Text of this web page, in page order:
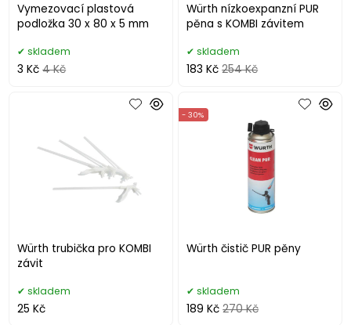
Vymezovací plastová
podložka 30 x 80 x 5 mm
skladem
3 Kč 4 Kč
Würth nízkoexpanzní PUR
pěna s KOMBI závitem
skladem
183 Kč 254 Kč
Würth trubička pro KOMBI
závit
skladem
25 Kč
Würth čistič PUR pěny
- 30%
skladem
189 Kč 270 Kč